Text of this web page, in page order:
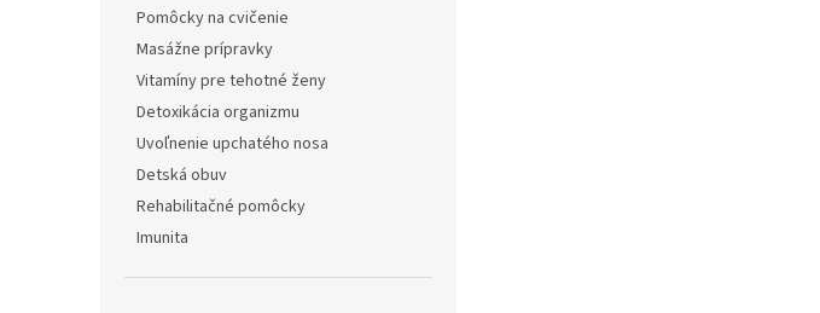
Pomôcky na cvičenie
Masážne prípravky
Vitamíny pre tehotné ženy
Detoxikácia organizmu
Uvoľnenie upchatého nosa
Detská obuv
Rehabilitačné pomôcky
Imunita